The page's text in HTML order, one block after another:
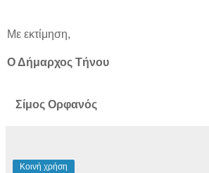
Με εκτίμηση,
Ο Δήμαρχος Τήνου
Σίμος Ορφανός
Κοινή χρήση